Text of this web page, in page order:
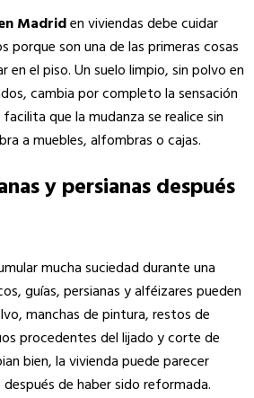
Madriden viviendas debe cuidar
porque son una de las primeras cosas
en el piso. Un suelo limpio, sin polvo en
cambia por completo la sensación
que la mudanza se realice sin
a muebles, alfombras o cajas.
y persianas después
mucha suciedad durante una
guías, persianas y alféizares pueden
manchas de pintura, restos de
procedentes del lijado y corte de
bien, la vivienda puede parecer
de haber sido reformada.